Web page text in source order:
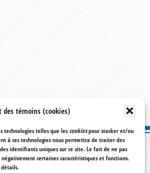
des témoins (cookies)
technologies telles que les cookiespour stocker et/ou
à ces technologies nous permettra de traiter des
identifiants uniques sur ce site. Le fait de ne pas
certaines caractéristiques et fonctions.